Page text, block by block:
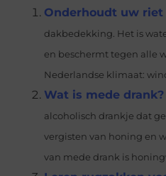
Onderhoudt uw riet
dakbedekking. Het is
en beschermt tegen alle
Nederlandse klimaat:
Wat is mede drank?
alcoholisch drankje dat
vergisten van honing en
van mede drank is